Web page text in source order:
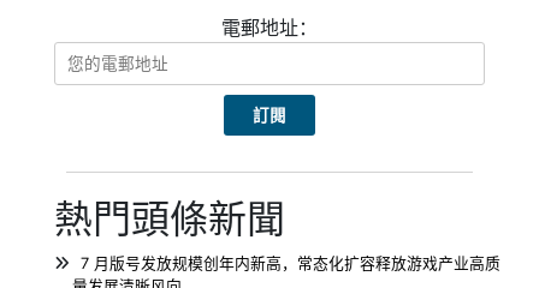
電郵地址：
熱門頭條新聞
7 月版号发放规模创年内新高，常态化扩容释放游戏产业高质